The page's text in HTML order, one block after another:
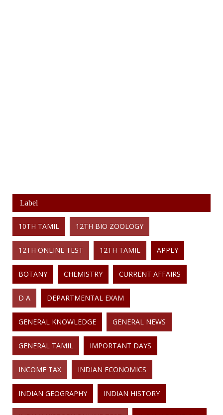
Label
10TH TAMIL 12TH BIO ZOOLOGY
12TH ONLINE TEST 12TH TAMIL APPLY
BOTANY CHEMISTRY CURRENT AFFAIRS
D A DEPARTMENTAL EXAM
GENERAL KNOWLEDGE GENERAL NEWS
GENERAL TAMIL IMPORTANT DAYS
INCOME TAX INDIAN ECONOMICS
INDIAN GEOGRAPHY INDIAN HISTORY